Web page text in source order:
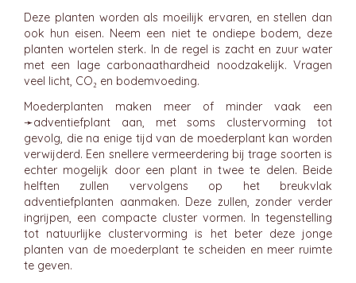
Deze planten worden als moeilijk ervaren, en stellen dan
ook hun eisen. Neem een niet te ondiepe bodem, deze
planten wortelen sterk. In de regel is zacht en zuur water
met een lage carbonaathardheid noodzakelijk. Vragen
veel licht, CO₂ en bodemvoeding.
Moederplanten maken meer of minder vaak een
➛adventiefplant aan, met soms clustervorming tot
gevolg, die na enige tijd van de moederplant kan worden
verwijderd. Een snellere vermeerdering bij trage soorten is
echter mogelijk door een plant in twee te delen. Beide
helften zullen vervolgens op het breukvlak
adventiefplanten aanmaken. Deze zullen, zonder verder
ingrijpen, een compacte cluster vormen. In tegenstelling
tot natuurlijke clustervorming is het beter deze jonge
planten van de moederplant te scheiden en meer ruimte
te geven.